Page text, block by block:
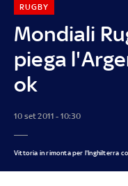
Mondiali
piega
ok
RUGBY
10 set 2011 - 10:30
Vittoria in rimonta per l'Inghilterra